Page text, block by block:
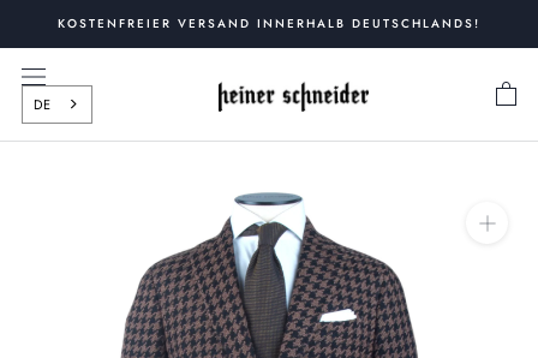
springen
KOSTENFREIER VERSAND INNERHALB DEUTSCHLANDS!
DE